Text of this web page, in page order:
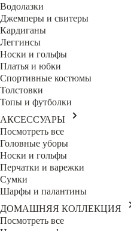
Водолазки
Джемперы и свитеры
Кардиганы
Леггинсы
Носки и гольфы
Платья и юбки
Спортивные костюмы
Толстовки
Топы и футболки
АКСЕССУАРЫ
Посмотреть все
Головные уборы
Носки и гольфы
Перчатки и варежки
Сумки
Шарфы и палантины
ДОМАШНЯЯ КОЛЛЕКЦИЯ
Посмотреть все